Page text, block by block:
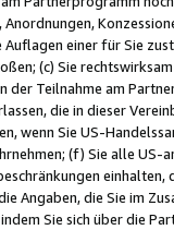
einer für Sie
(c) Sie
der Teilnahme am
die in dieser
wenn Sie US-
(f) Sie alle
Angaben, die Sie im
Sie sich über die